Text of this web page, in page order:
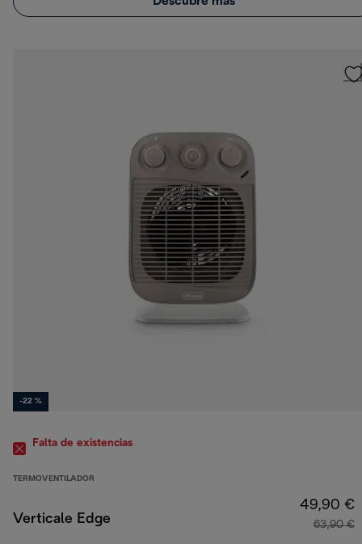
-22 %
Falta de existencias
TERMOVENTILADOR
Verticale Edge
49,90 €
63,90 €